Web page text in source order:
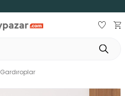
Gardıroplar